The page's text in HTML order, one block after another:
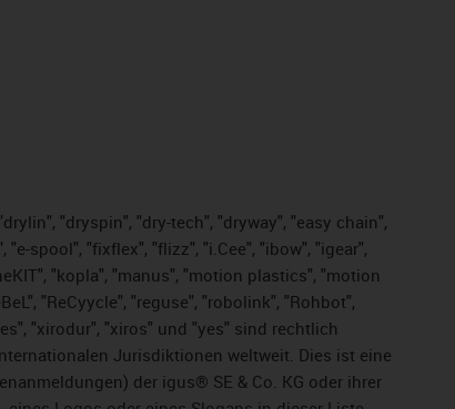
"dryspin", "dry-tech", "dryway", "easy chain",
spool", "fixflex", "flizz", "i.Cee", "ibow", "igear",
"kopla", "manus", "motion plastics", "motion
"ReCyycle", "reguse", "robolink", "Rohbot",
"xirodur", "xiros" und "yes" sind rechtlich
Jurisdiktionen weltweit. Dies ist eine
der igus® SE & Co. KG oder ihrer